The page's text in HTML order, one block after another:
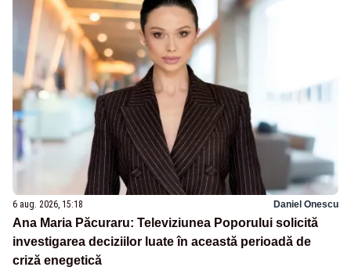
6 aug. 2026, 15:18 Daniel Onescu
Ana Maria Păcuraru: Televiziunea Poporului solicită
investigarea deciziilor luate în această perioadă de
criză enegetică